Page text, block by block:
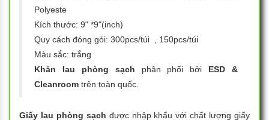
Polyeste
Kích thước: 9" *9"(inch)
Quy cách đóng gói: 300pcs/túi , 150pcs/túi
Màu sắc: trắng
Khăn lau phòng sạch phân phối bởi ESD &
Cleanroom trên toàn quốc.
Giấy lau phòng sạch được nhập khẩu với chất lượng giấy